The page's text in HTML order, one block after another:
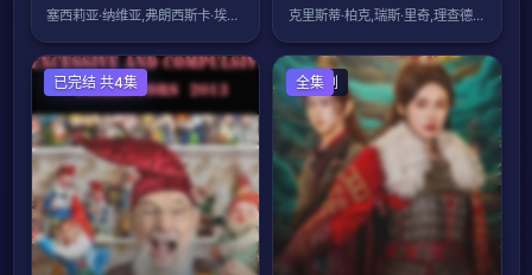
塞西莉亚·纳维亚,弗朗西斯卡·埃斯特维兹 克里斯蒂·柏克,瑞斯·里奇,理查德·弗利
欧美剧
已完结 共4集 国产剧
全集